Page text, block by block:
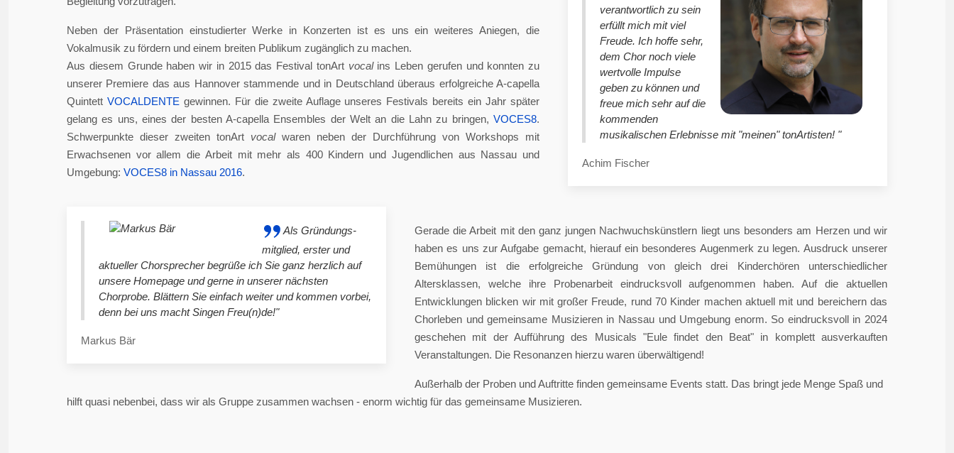
verantwortlich zu sein
erfüllt mich mit viel
Freude. Ich hoffe sehr,
dem Chor noch viele
wertvolle Impulse
geben zu können und
freue mich sehr auf die
kommenden
musikalischen Erlebnisse mit "meinen" tonArtisten! "
Achim Fischer
Neben der Präsentation einstudierter Werke in Konzerten ist es uns ein weiteres Aniegen, die
Vokalmusik zu fördern und einem breiten Publikum zugänglich zu machen.
Aus diesem Grunde haben wir in 2015 das Festival tonArt vocal ins Leben gerufen und konnten zu
unserer Premiere das aus Hannover stammende und in Deutschland überaus erfolgreiche A-capella
Quintett VOCALDENTE gewinnen. Für die zweite Auflage unseres Festivals bereits ein Jahr später
gelang es uns, eines der besten A-capella Ensembles der Welt an die Lahn zu bringen, VOCES8.
Schwerpunkte dieser zweiten tonArt vocalwaren neben der Durchführung von Workshops mit
Erwachsenen vor allem die Arbeit mit mehr als 400 Kindern und Jugendlichen aus Nassau und
Umgebung: VOCES8 in Nassau 2016.
Als Gründungs-
mitglied, erster und
aktueller Chorsprecher begrüße ich Sie ganz herzlich auf
unsere Homepage und gerne in unserer nächsten
Chorprobe. Blättern Sie einfach weiter und kommen vorbei,
denn bei uns macht Singen Freu(n)de!"
Markus Bär
Gerade die Arbeit mit den ganz jungen Nachwuchskünstlern liegt uns besonders am Herzen und wir
haben es uns zur Aufgabe gemacht, hierauf ein besonderes Augenmerk zu legen. Ausdruck unserer
Bemühungen ist die erfolgreiche Gründung von gleich drei Kinderchören unterschiedlicher
Altersklassen, welche ihre Probenarbeit eindrucksvoll aufgenommen haben. Auf die aktuellen
Entwicklungen blicken wir mit großer Freude, rund 70 Kinder machen aktuell mit und bereichern das
Chorleben und gemeinsame Musizieren in Nassau und Umgebung enorm. So eindrucksvoll in 2024
geschehen mit der Aufführung des Musicals "Eule findet den Beat" in komplett ausverkauften
Veranstaltungen. Die Resonanzen hierzu waren überwältigend!
Außerhalb der Proben und Auftritte finden gemeinsame Events statt. Das bringt jede Menge Spaß und
hilft quasi nebenbei, dass wir als Gruppe zusammen wachsen - enorm wichtig für das gemeinsame Musizieren.